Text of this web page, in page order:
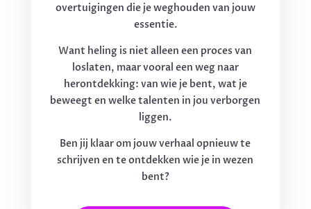
overtuigingen die je weghouden van jouw
essentie.
Want heling is niet alleen een proces van
loslaten, maar vooral een weg naar
herontdekking: van wie je bent, wat je
beweegt en welke talenten in jou verborgen
liggen.
Ben jij klaar om jouw verhaal opnieuw te
schrijven en te ontdekken wie je in wezen
bent?